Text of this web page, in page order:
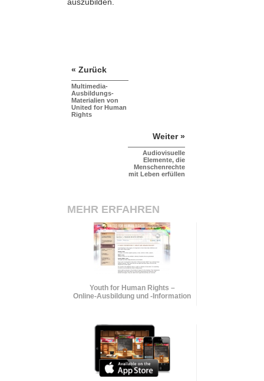
« Zurück
Multimedia-
Ausbildungs-
Materialien von
United for Human
Rights
Weiter »
Audiovisuelle
Elemente, die
Menschenrechte
mit Leben erfüllen
MEHR ERFAHREN
Youth for Human Rights –
Online-Ausbildung und-Information